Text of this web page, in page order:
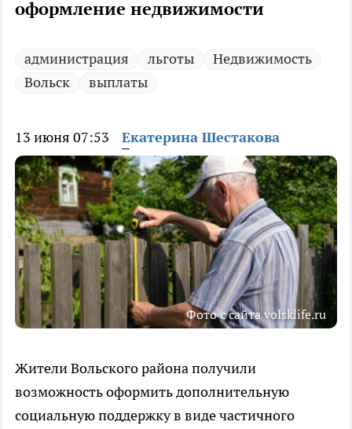
оформление недвижимости
администрация льготы
Недвижимость
Вольск
выплаты
13 июня 07:53 Екатерина Шестакова
Фото с сайта volsklife.ru
Жители Вольского района получили
возможность оформить дополнительную
социальную поддержку в виде частичного